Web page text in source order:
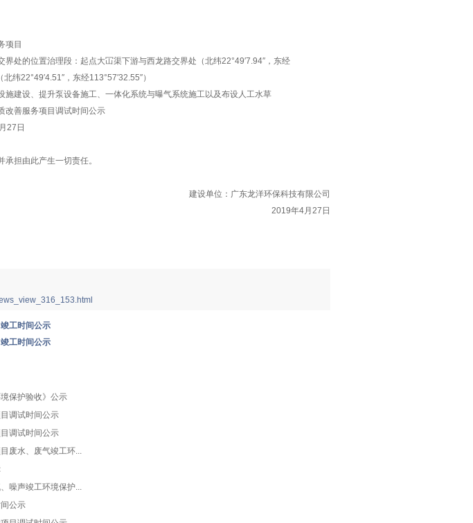
项目
界处的位置治理段：起点大冚渠下游与西龙路交界处（北纬22°49′7.94″，东经
北纬22°49′4.51″ ，东经113°57′32.55″）
施建设、提升泵设备施工、一体化系统与曝气系统施工以及布设人工水草
改善服务项目调试时间公示
月 27 日
担由此产生一切责任。
建设单位：广东龙洋环保科技有限公司
2019年4月 27 日
工时间公示
工时间公示
保护验收》公示
调试时间公示
调试时间公示
废水、废气竣工环...
噪声竣工环境保护...
公示